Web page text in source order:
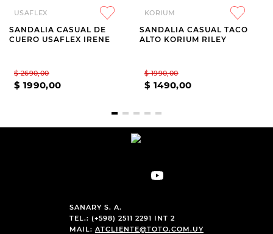
USAFLEX
SANDALIA CASUAL DE
CUERO USAFLEX IRENE
$ 2690,00
$ 1990,00
KORIUM
SANDALIA CASUAL TACO
ALTO KORIUM RILEY
$ 1990,00
$ 1490,00
SANARY S. A.
TEL.: (+598) 2511 2291 INT 2
MAIL: ATCLIENTE@TOTO.COM.UY